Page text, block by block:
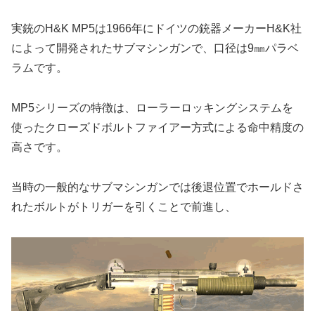
実銃のH&K MP5は1966年にドイツの銃器メーカーH&K社
によって開発されたサブマシンガンで、口径は9㎜パラベ
ラムです。
MP5シリーズの特徴は、ローラーロッキングシステムを
使ったクローズドボルトファイアー方式による命中精度の
高さです。
当時の一般的なサブマシンガンでは後退位置でホールドさ
れたボルトがトリガーを引くことで前進し、